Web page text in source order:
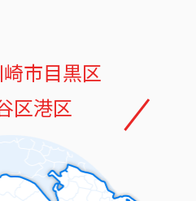
市目黒区
区港区